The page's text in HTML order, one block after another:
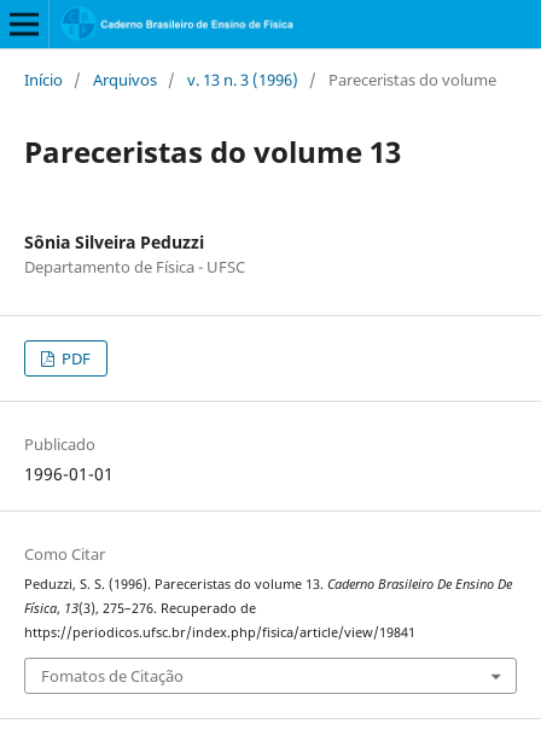
Início / Arquivos / v. 13 n. 3 (1996) / Pareceristas do volume
Pareceristas do volume 13
Sônia Silveira Peduzzi
Departamento de Física - UFSC
PDF
Publicado
1996-01-01
Como Citar
Peduzzi, S. S. (1996). Pareceristas do volume 13. Caderno Brasileiro De Ensino De
Física, 13(3), 275–276. Recuperado de
https://periodicos.ufsc.br/index.php/fisica/article/view/19841
Fomatos de Citação